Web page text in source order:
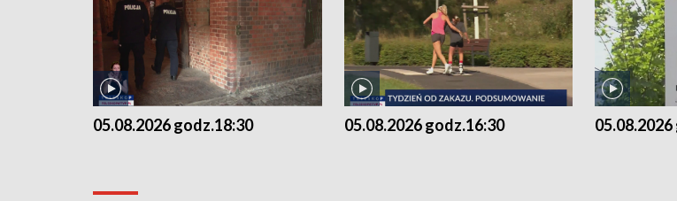
05.08.2026 godz.18:30 05.08.2026 godz.16:30